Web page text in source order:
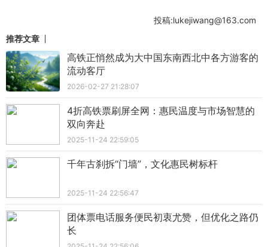
投稿:lukejiwang@163.com
推荐文章
高铁正悄然成为大中国东南西北中各方游客的
流动客厅
2026-02-27 21:28:07
4折高铁票刷屏全网：惠民温度与市场智慧的
双向奔赴
2025-11-24 22:59:05
千年古刹拆“门墙”，文化惠民树标杆
2025-11-24 22:56:47
团体票电话服务便民初衷尤赞，但优化之路仍
长